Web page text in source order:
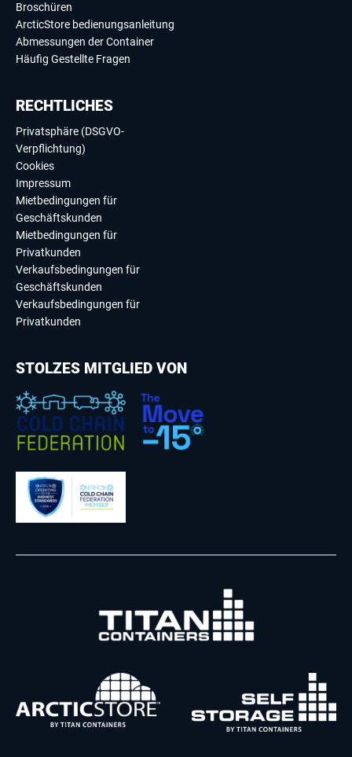
Broschüren
ArcticStore bedienungsanleitung
Abmessungen der Container
Häufig Gestellte Fragen
RECHTLICHES
Privatsphäre (DSGVO-
Verpflichtung)
Cookies
Impressum
Mietbedingungen für
Geschäftskunden
Mietbedingungen für
Privatkunden
Verkaufsbedingungen für
Geschäftskunden
Verkaufsbedingungen für
Privatkunden
STOLZES MITGLIED VON